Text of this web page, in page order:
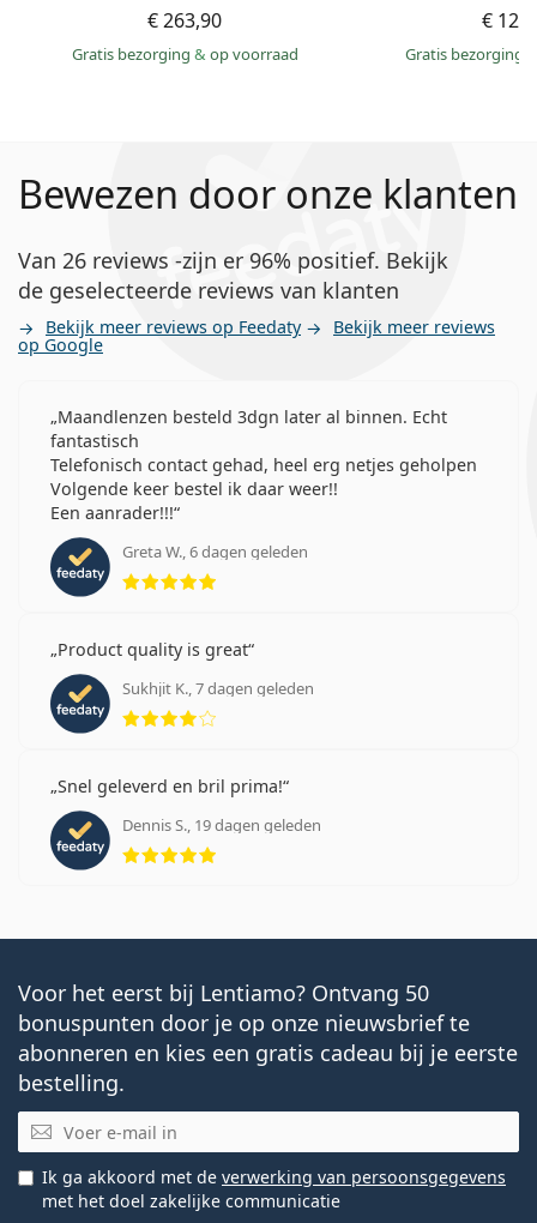
€ 263,90
Gratis bezorging & op voorraad
€
Gratis bezorging
Bewezen door onze klanten
Van 26 reviews -zijn er 96% positief. Bekijk
de geselecteerde reviews van klanten
Bekijk meer reviews op Feedaty Bekijk meer reviews
op Google
Maandlenzen besteld 3dgn later al binnen. Echt
fantastisch
Telefonisch contact gehad, heel erg netjes geholpen
Volgende keer bestel ik daar weer!!
Een aanrader!!!
Greta W., 6 dagen geleden
Beoordeling 5 van 5
Product quality is great
Sukhjit K., 7 dagen geleden
Beoordeling 4 van 5
Snel geleverd en bril prima!
Dennis S., 19 dagen geleden
Beoordeling 5 van 5
Voor het eerst bij Lentiamo? Ontvang 50
bonuspunten door je op onze nieuwsbrief te
abonneren en kies een gratis cadeau bij je eerste
bestelling.
E-mail
Ik ga akkoord met de verwerking van persoonsgegevens
met het doel zakelijke communicatie